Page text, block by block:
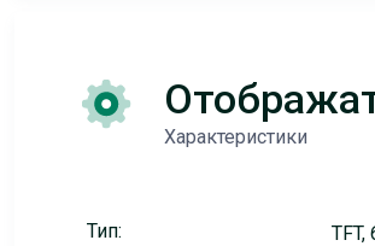
Характеристики
Тип: TFT,